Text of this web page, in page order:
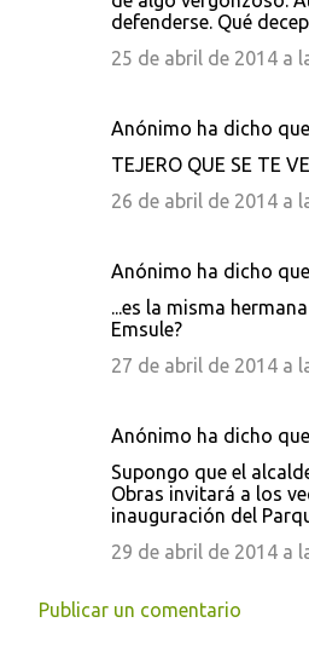
defenderse. Qué
25 de abril de 2014 a
Anónimo ha dicho
TEJERO QUE SE TE
26 de abril de 2014 a
Anónimo ha dicho
...es la misma
Emsule?
27 de abril de 2014 a
Anónimo ha dicho
Supongo que el
Obras invitará a los
inauguración del
29 de abril de 2014 a
Publicar un comentario